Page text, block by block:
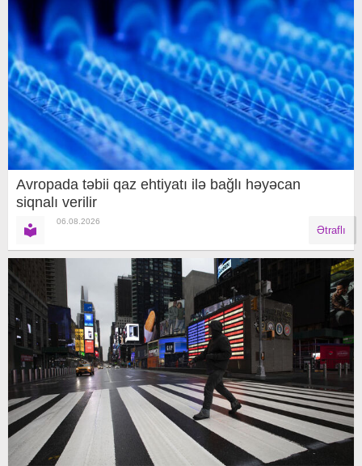
Avropada təbii qaz ehtiyatı ilə bağlı həyəcan
siqnalı verilir
06.08.2026
Ətraflı